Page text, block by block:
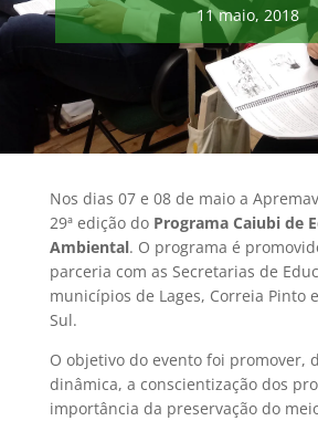
11 maio, 2018
Nos dias 07 e 08 de maio a
29ª edição do Programa Caiubi de
Ambiental. O programa é
parceria com as Secretarias de
municípios de Lages, Correia Pinto
Sul.
O objetivo do evento foi promover,
dinâmica, a conscientização dos
importância da preservação do